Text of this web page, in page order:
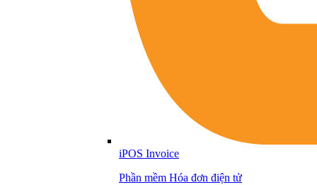
iPOS Invoice
Phần mềm Hóa đơn điện tử